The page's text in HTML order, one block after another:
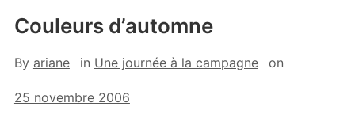
Couleurs d’automne
By ariane in Une journée à la campagne on
25 novembre 2006